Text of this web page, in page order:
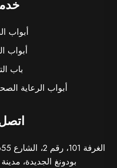
أبواب
أبواب
باب
أبواب الرعاية
بودونغ الجديدة،